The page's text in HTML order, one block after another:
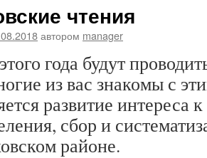
чтения
автором manager
года будут
из вас знакомы с
развитие интереса
сбор и
районе.